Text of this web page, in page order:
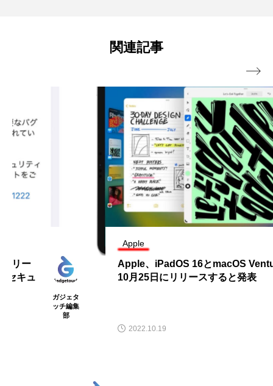
関連記事
Apple、iPadOS 16とmacOS Venturaを
10月25日にリリースすると発表
